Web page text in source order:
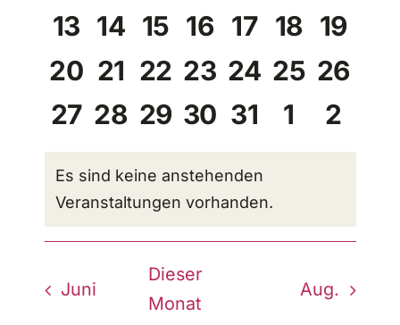
Veranstaltungen,
Veranstaltungen,
Veranstaltungen,
0
Veranstaltungen,
13 0
Veranstaltungen,
14 0
Veranstaltungen,
15 0
16 0
17 0
18 0
19
0
Veranstaltungen,
20 0
Veranstaltungen,
21 0
Veranstaltungen,
22 0
23 0
24 0
25 0
26
0
Veranstaltungen,
27 0
Veranstaltungen,
28 0
Veranstaltungen,
29 0
30 0
31
0
1
0
2
Es sind keine anstehenden
Veranstaltungen vorhanden.
Juni
Dieser
Monat
Aug.